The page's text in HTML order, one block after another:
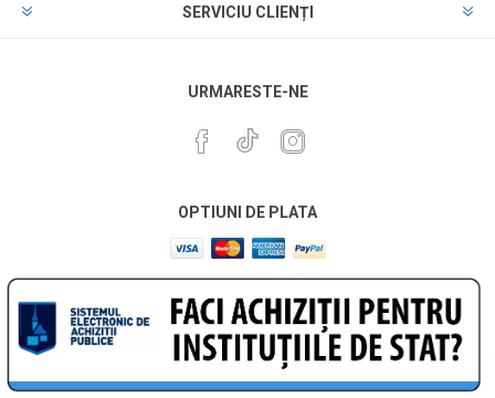
SERVICIU CLIENȚI
URMARESTE-NE
OPTIUNI DE PLATA